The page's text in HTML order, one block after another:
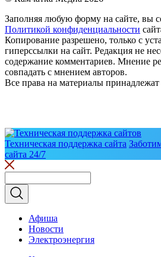
Заполняя любую форму на сайте, вы
Политикой конфиденциальности
Копирование разрешено, только с
гиперссылки на сайт. Редакция не
содержание комментариев. Мнение
совпадать с мнением авторов.
Все права на материалы
Техническая поддержка сайта
сайта 24/7
Афиша
Новости
Электроэнергия